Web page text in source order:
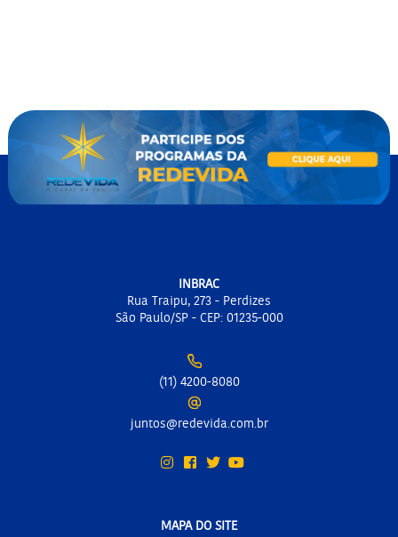
INBRAC
Rua Traipu, 273 - Perdizes
São Paulo/SP - CEP: 01235-000
(11) 4200-8080
juntos@redevida.com.br
MAPA DO SITE